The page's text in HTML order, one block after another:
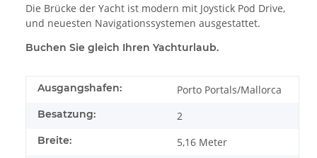
Die Brücke der Yacht ist modern mit Joystick Pod Drive,
und neuesten Navigationssystemen ausgestattet.
Buchen Sie gleich Ihren Yachturlaub.
Ausgangshafen: Porto Portals/Mallorca
Besatzung: 2
Breite: 5,16 Meter